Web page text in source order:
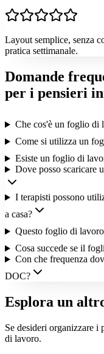
Layout semplice, senza
pratica settimanale.
Domande
per i pensieri
Che cos'è un foglio di
Come si utilizza un
Esiste un foglio di
Dove posso scaricare
I terapisti possono
a casa?
Questo foglio di
Cosa succede se il
Con che frequenza
DOC?
Esplora un
Se desideri organizzare
di lavoro.